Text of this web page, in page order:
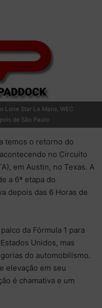
Lone Star Le Mans, WEC
de São Paulo
temos o retorno do
no Circuito
em Austin, no Texas. A
a 6ª etapa do
depois das 6 Horas de
da Fórmula 1 para
Unidos, mas
do automobilismo.
elevação em seu
é chamativa e um